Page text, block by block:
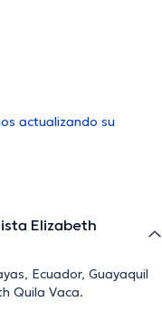
actualizando su
Elizabeth
Ecuador, Guayaquil
Quila Vaca.